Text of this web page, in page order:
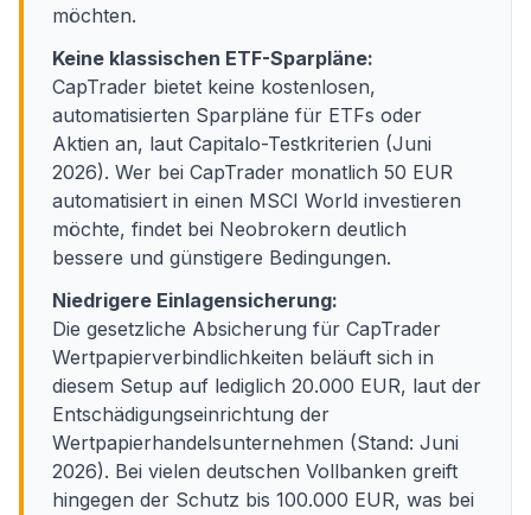
möchten.
Keine klassischen ETF-Sparpläne:
CapTrader bietet keine kostenlosen,
automatisierten Sparpläne für ETFs oder
Aktien an, laut Capitalo-Testkriterien (Juni
2026). Wer bei CapTrader monatlich 50 EUR
automatisiert in einen MSCI World investieren
möchte, findet bei Neobrokern deutlich
bessere und günstigere Bedingungen.
Niedrigere Einlagensicherung:
Die gesetzliche Absicherung für CapTrader
Wertpapierverbindlichkeiten beläuft sich in
diesem Setup auf lediglich 20.000 EUR, laut der
Entschädigungseinrichtung der
Wertpapierhandelsunternehmen (Stand: Juni
2026). Bei vielen deutschen Vollbanken greift
hingegen der Schutz bis 100.000 EUR, was bei